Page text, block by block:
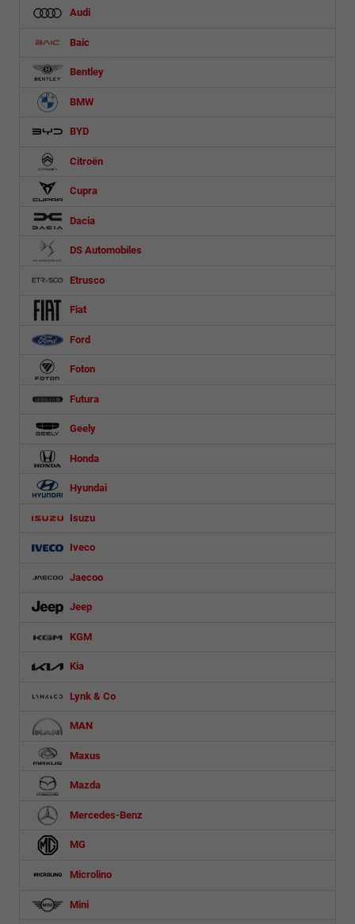
Audi
Baic
Bentley
BMW
BYD
Citroën
Cupra
Dacia
DS Automobiles
Etrusco
Fiat
Ford
Foton
Futura
Geely
Honda
Hyundai
Isuzu
Iveco
Jaecoo
Jeep
KGM
Kia
Lynk & Co
MAN
Maxus
Mazda
Mercedes-Benz
MG
Microlino
Mini